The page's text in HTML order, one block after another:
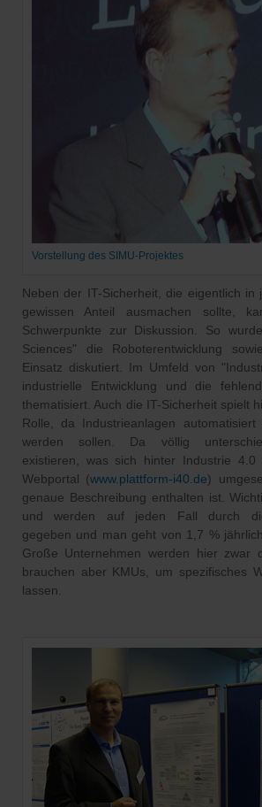
Vorstellung des SIMU-Projektes
Neben der IT-Sicherheit, die eigentlich in
gewissen Anteil ausmachen sollte,
Schwerpunkte zur Diskussion. So
Sciences" die Roboterentwicklung
Einsatz diskutiert. Im Umfeld von
industrielle Entwicklung und die
thematisiert. Auch die IT-Sicherheit spielt
Rolle, da Industrieanlagen
werden sollen. Da völlig
existieren, was sich hinter Industrie 4.0
Webportal (www.plattform-i40.de)
genaue Beschreibung enthalten ist.
und werden auf jeden Fall durch
gegeben und man geht von 1,7 %
Große Unternehmen werden hier zwar
brauchen aber KMUs, um spezifisches
lassen.